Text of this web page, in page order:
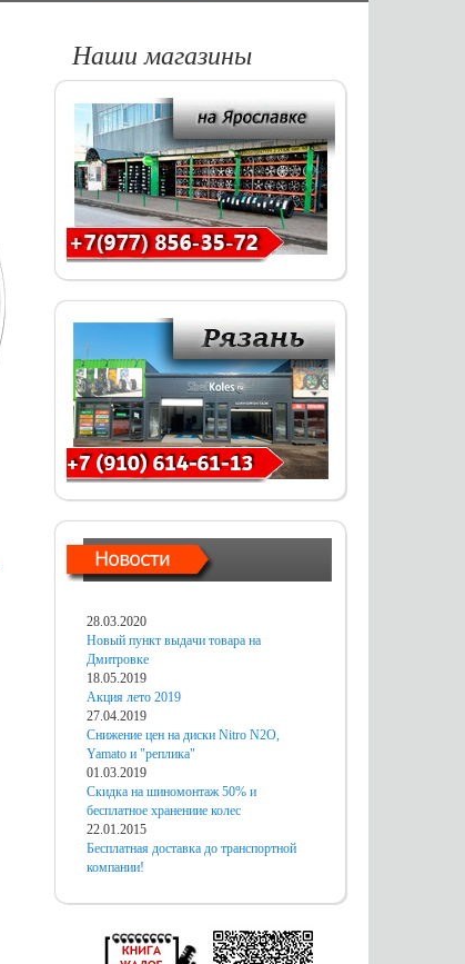
Наши магазины
28.03.2020
Новый пункт выдачи товара на
Дмитровке
18.05.2019
Акция лето 2019
27.04.2019
Снижение цен на диски Nitro N2O,
Yamato и "реплика"
01.03.2019
Скидка на шиномонтаж 50% и
бесплатное хранениие колес
22.01.2015
Бесплатная доставка до транспортной
компании!